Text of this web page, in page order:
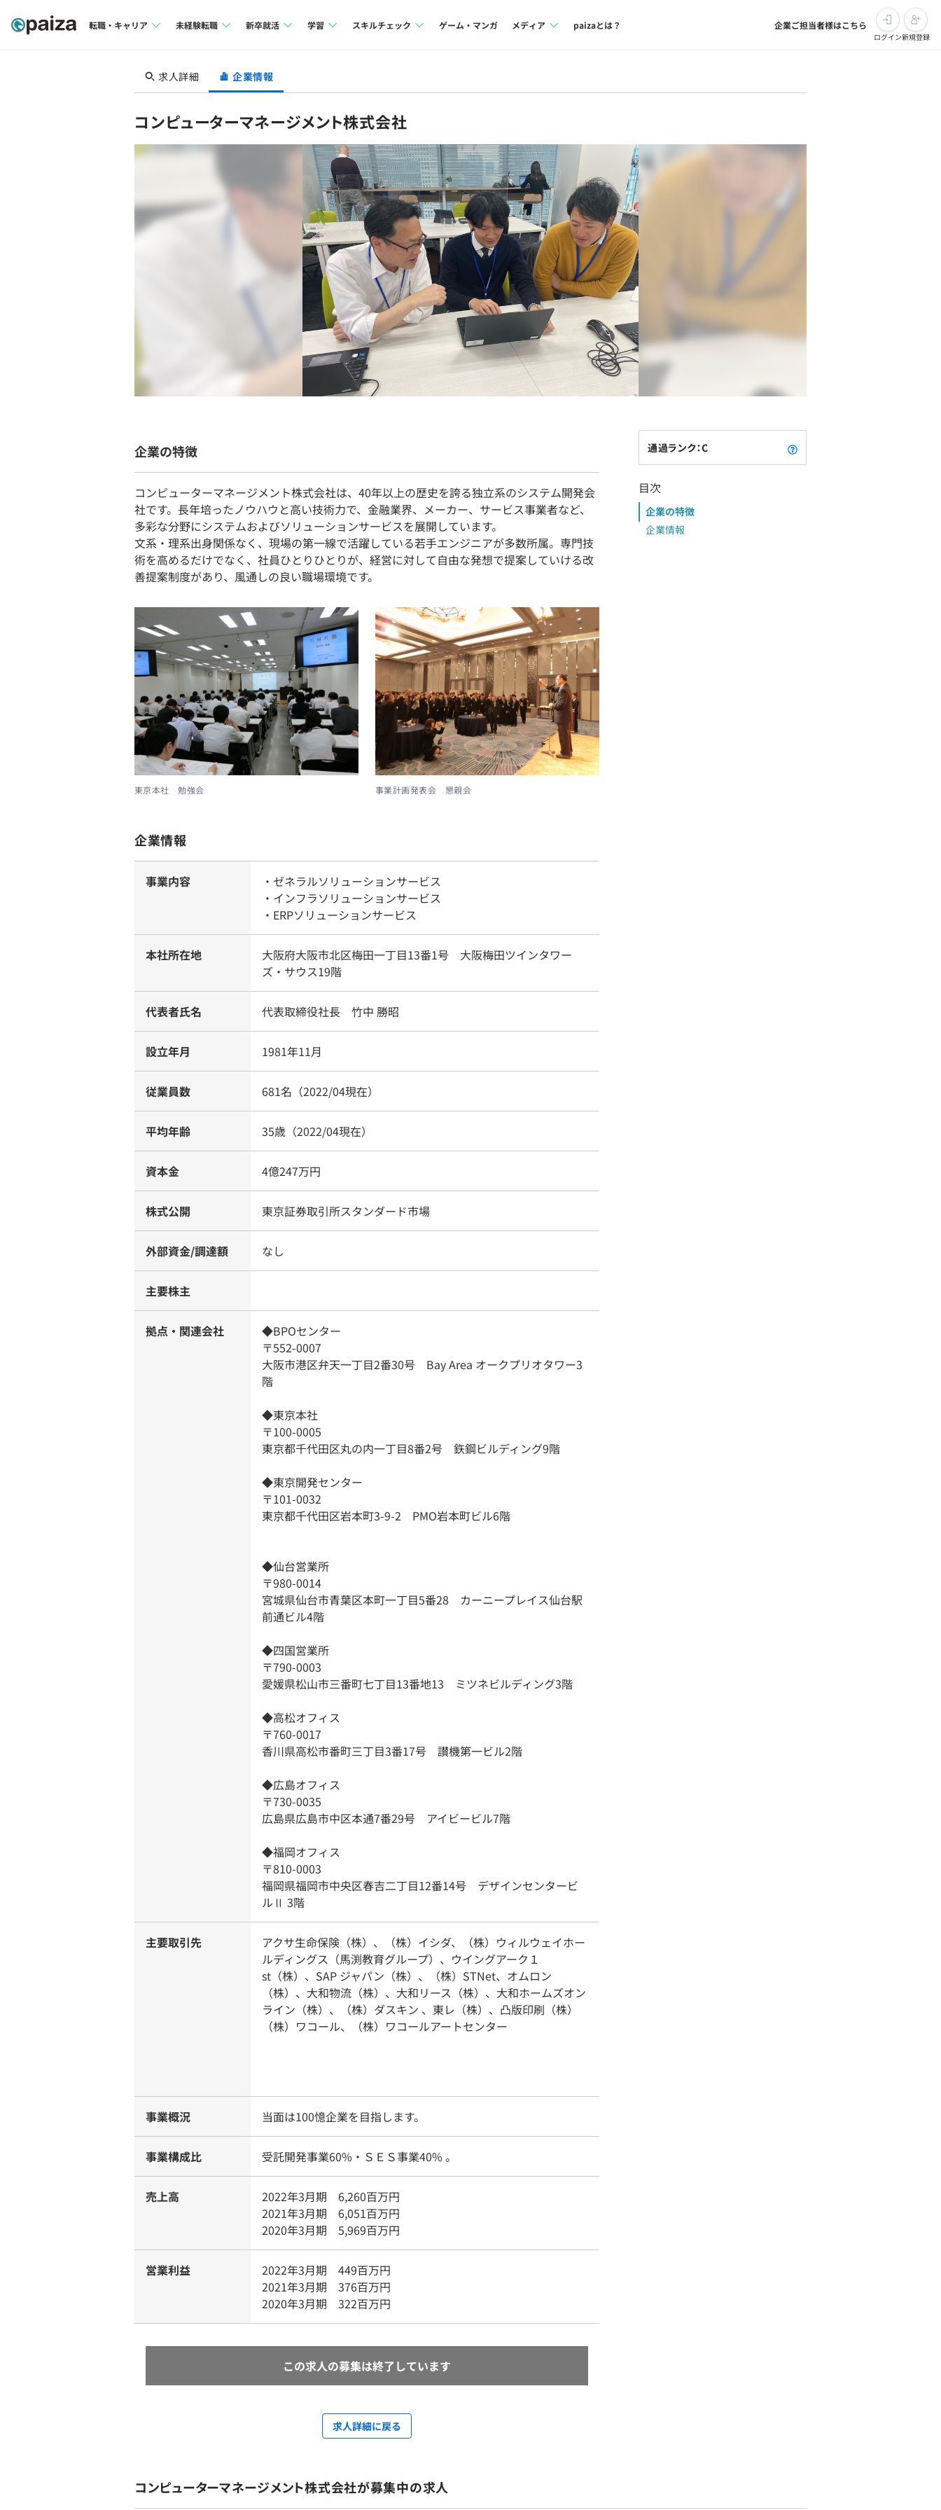
転職・キャリア
転職成功ガイド
転職エージェント
未経験転職
求人検索
転職成功ガイド
新卒就活
本選考
新卒エージェント
イベント・セミナー
就活成功ガイド
学習
4択課題
ナレッジ
リファレンス
プラン
個人向けプラン
法人向けプラン
学校向けプラン
契約内容・クーポン
スキルチェック
評価結果一覧
再チャレンジ結果一覧
ゲーム・マンガ メディア paizaとは？ 企業ご担当者様はこちら
ログイン新規登録
求人詳細 企業情報
コンピューターマネージメント株式会社
企業の特徴
コンピューターマネージメント株式会社は、40年以上の歴史を誇る独立系のシステム開発会
社です。長年培ったノウハウと高い技術力で、金融業界、メーカー、サービス事業者など、
多彩な分野にシステムおよびソリューションサービスを展開しています。
文系・理系出身関係なく、現場の第一線で活躍している若手エンジニアが多数所属。専門技
術を高めるだけでなく、社員ひとりひとりが、経営に対して自由な発想で提案していける改
善提案制度があり、風通しの良い職場環境です。
東京本社 勉強会 事業計画発表会 懇親会
企業情報
事業内容
・ゼネラルソリューションサービス
・インフラソリューションサービス
・ERPソリューションサービス
本社所在地
大阪府大阪市北区梅田一丁目13番1号 大阪梅田ツインタワー
ズ・サウス19階
代表者氏名 代表取締役社長 竹中 勝昭
設立年月 1981年11月
従業員数 681名（2022/04現在）
平均年齢 35歳（2022/04現在）
資本金 4億247万円
株式公開 東京証券取引所スタンダード市場
外部資金/調達額 なし
主要株主
拠点・関連会社
◆BPOセンター
〒552-0007
大阪市港区弁天一丁目2番30号 Bay Area オークプリオタワー3
階
◆東京本社
〒100-0005
東京都千代田区丸の内一丁目8番2号 鉃鋼ビルディング9階
◆東京開発センター
〒101-0032
東京都千代田区岩本町3-9-2 PMO岩本町ビル6階
◆仙台営業所
〒980-0014
宮城県仙台市青葉区本町一丁目5番28 カーニープレイス仙台駅
前通ビル4階
◆四国営業所
〒790-0003
愛媛県松山市三番町七丁目13番地13 ミツネビルディング3階
◆高松オフィス
〒760-0017
香川県高松市番町三丁目3番17号 讃機第一ビル2階
◆広島オフィス
〒730-0035
広島県広島市中区本通7番29号 アイビービル7階
◆福岡オフィス
〒810-0003
福岡県福岡市中央区春吉二丁目12番14号 デザインセンタービ
ルⅡ 3階
主要取引先
アクサ生命保険（株）、（株）イシダ、（株）ウィルウェイホー
ルディングス（馬渕教育グループ）、ウイングアーク１
st（株）、SAP ジャパン（株）、（株）STNet、オムロン
（株）、大和物流（株）、大和リース（株）、大和ホームズオン
ライン（株）、（株）ダスキン 、東レ（株）、凸版印刷（株）
（株）ワコール、（株）ワコールアートセンター
事業概況 当面は100憶企業を目指します。
事業構成比 受託開発事業60%・ＳＥＳ事業40% 。
売上高
2022年3月期 6,260百万円
2021年3月期 6,051百万円
2020年3月期 5,969百万円
営業利益
2022年3月期 449百万円
2021年3月期 376百万円
2020年3月期 322百万円
この求人の募集は終了しています
求人詳細に戻る
通過ランク：C
目次
企業の特徴
企業情報
コンピューターマネージメント株式会社が募集中の求人